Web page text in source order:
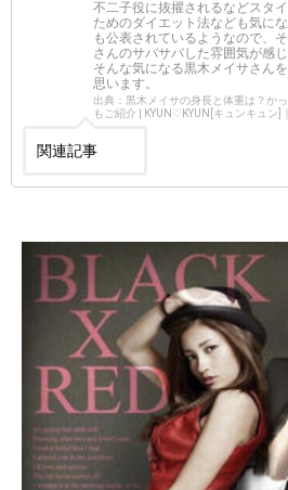
不二子役に抜擢されるなどスタ
ためのダイエット法なども気に
も公表されているようなので、
さんのサバサバした雰囲気が感
そんな気になる黒木メイサさん
思います。
出典：黒木メイサの身長と体重は？か
もご紹介 | KYUN♡KYUN[キュンキュン]
関連記事